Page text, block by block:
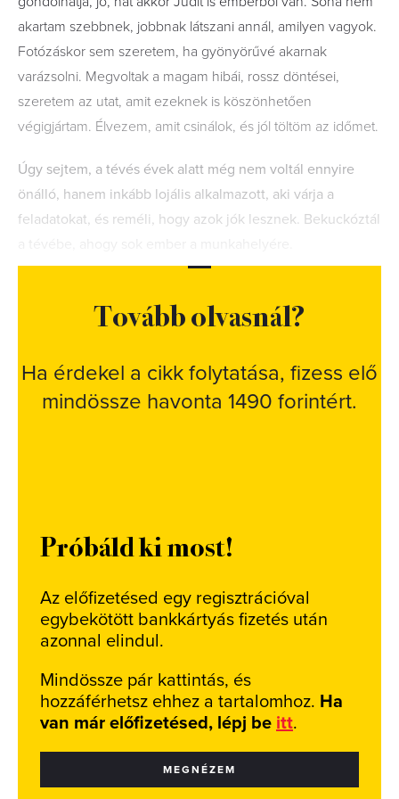
akartam szebbnek, jobbnak látszani annál, amilyen vagyok.
Fotózáskor sem szeretem, ha gyönyörűvé akarnak
varázsolni. Megvoltak a magam hibái, rossz döntései,
szeretem az utat, amit ezeknek is köszönhetően
végigjártam. Élvezem, amit csinálok, és jól töltöm az időmet.
Úgy sejtem, a tévés évek alatt még nem voltál ennyire
önálló, hanem inkább lojális alkalmazott, aki várja a
feladatokat, és reméli, hogy azok jók lesznek. Bekuckóztál
Tovább olvasnál?
Ha érdekel a cikk folytatása, fizess elő
mindössze havonta 1490 forintért.
Próbáld ki most!
Az előfizetésed egy regisztrációval
egybekötött bankkártyás fizetés után
azonnal elindul.
Mindössze pár kattintás, és
hozzáférhetsz ehhez a tartalomhoz. Ha
van már előfizetésed, lépj be itt.
MEGNÉZEM